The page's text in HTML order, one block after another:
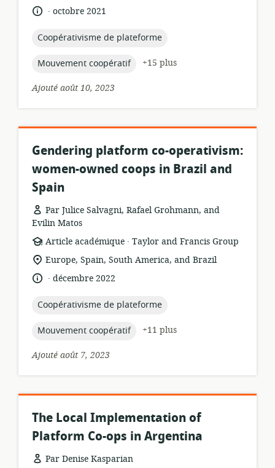
langue:
.
date
publication:
octobre 2021
topic:
Coopérativisme de plateforme
topic:
Mouvement coopératif
+15 plus
Ajouté août 10, 2023
Gendering platform co-operativism:
women-owned coops in Brazil and
Spain
Par Julice Salvagni, Rafael Grohmann, and
Evilin Matos
Format
de
ressource:
Article académique .
éditeur:
Taylor and Francis Group
Lieu
pertinence:
Europe, Spain, South America, and Brazil
langue:
.
date
publication:
décembre 2022
topic:
Coopérativisme de plateforme
topic:
Mouvement coopératif
+11 plus
Ajouté août 7, 2023
The Local Implementation of
Platform Co-ops in Argentina
Par Denise Kasparian